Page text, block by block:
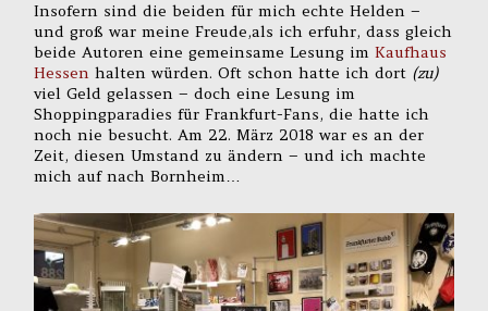
Insofern sind die beiden für mich echte Helden –
und groß war meine Freude,als ich erfuhr, dass gleich
beide Autoren eine gemeinsame Lesung imKaufhaus
Hessen halten würden. Oft schon hatte ich dort (zu)
viel Geld gelassen – doch eine Lesung im
Shoppingparadies für Frankfurt-Fans, die hatte ich
noch nie besucht. Am 22. März 2018 war es an der
Zeit, diesen Umstand zu ändern – und ich machte
mich auf nach Bornheim…